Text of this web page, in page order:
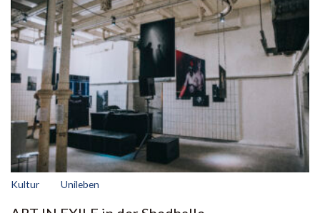
Kultur Unileben